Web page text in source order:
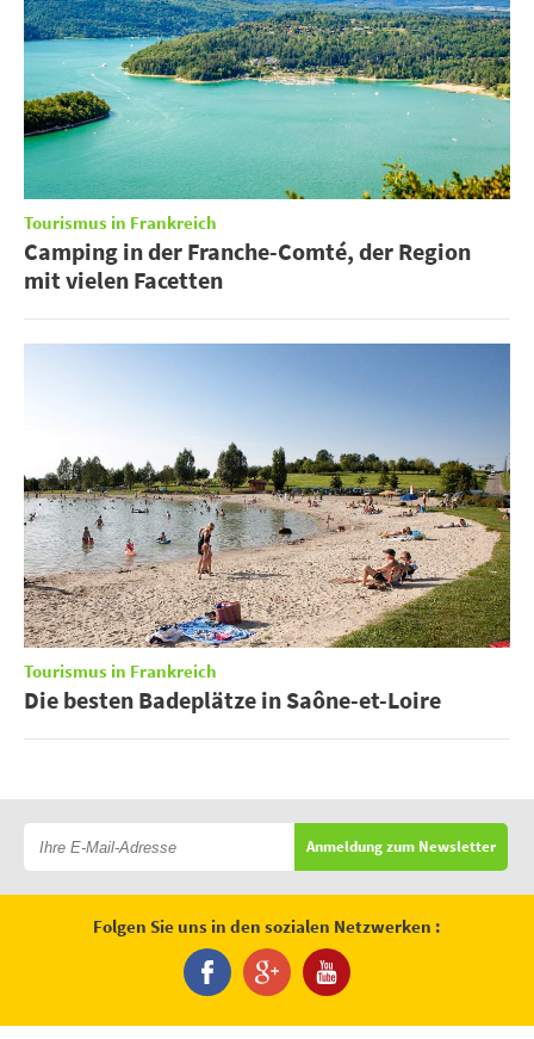
Tourismus in Frankreich
Camping in der Franche-Comté, der Region
mit vielen Facetten
Tourismus in Frankreich
Die besten Badeplätze in Saône-et-Loire
Anmeldung zum Newsletter
Folgen Sie uns in den sozialen Netzwerken :